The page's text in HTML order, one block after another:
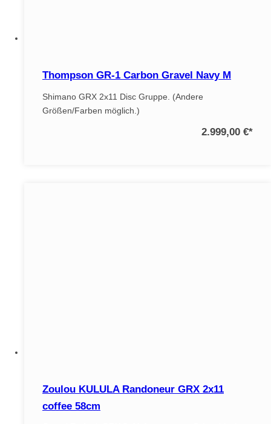
Thompson GR-1 Carbon Gravel Navy M
Shimano GRX 2x11 Disc Gruppe. (Andere
Größen/Farben möglich.)
2.999,00 €*
Zoulou KULULA Randoneur GRX 2x11
coffee 58cm